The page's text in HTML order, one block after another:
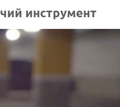
инструмент